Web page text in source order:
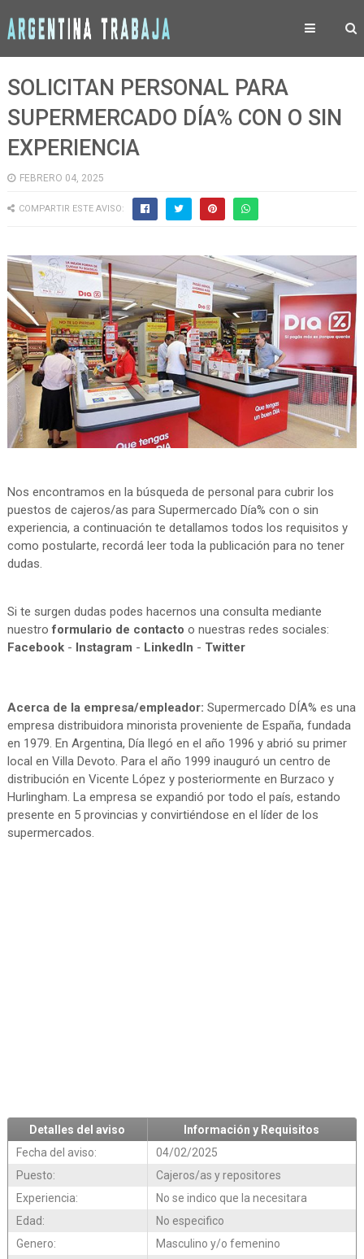
SOLICITAN PERSONAL PARA
SUPERMERCADO DÍA% CON O SIN
EXPERIENCIA
FEBRERO 04, 2025
COMPARTIR ESTE AVISO:
Nos encontramos en la búsqueda de personal para cubrir los
puestos de cajeros/as para Supermercado Día% con o sin
experiencia, a continuación te detallamos todos los requisitos y
como postularte, recordá leer toda la publicación para no tener
dudas.
Si te surgen dudas podes hacernos una consulta mediante
nuestroformulario de contacto o nuestras redes sociales:
Facebook- Instagram - LinkedIn - Twitter
Acerca de la empresa/empleador: Supermercado DÍA% es una
empresa distribuidora minorista proveniente de España, fundada
en 1979. En Argentina, Día llegó en el año 1996 y abrió su primer
local en Villa Devoto. Para el año 1999 inauguró un centro de
distribución en Vicente López y posteriormente en Burzaco y
Hurlingham. La empresa se expandió por todo el país, estando
presente en 5 provincias y convirtiéndose en el líder de los
supermercados.
Detalles del aviso
Información y Requisitos
Fecha del aviso:
04/02/2025
Puesto:
Cajeros/as y repositores
Experiencia:
No se indico que la necesitara
Edad:
No especifico
Genero:
Masculino y/o femenino